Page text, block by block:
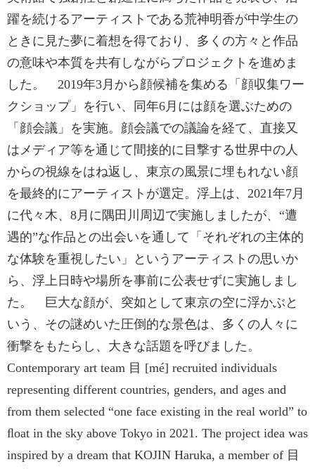
躍を続けるアーティストである荒神明香が中学生の
ときに見た夢に着想を得ており、多くの方々と作品
の意味や本質を共有しながらプロジェクトを進めま
した。 2019年3月から顔候補を集める「顔収集ワー
クショップ」を行い、同年6月には顔を選ぶための
「顔会議」を実施。顔会議での議論を経て、直接又
はメディア等を通じて間接的に目撃する世界中の人
からの視線をはね返し、東京の風景に埋もれない顔
を最終的にアーティストが選定。浮上は、2021年7月
に代々木、8月に隅田川周辺で実施しましたが、“遭
遇的”な作品との出会いを通して「それぞれの主体的
な体験を重視したい」というアーティストの思いか
ら、浮上日時や場所を事前に公表せずに実施しまし
た。 巨大な顔が、突如として東京の空に浮かぶと
いう、その謎めいた圧倒的な景色は、多くの人々に
衝撃をもたらし、大きな話題を呼びました。
Contemporary art team 目 [mé] recruited individuals
representing different countries, genders, and ages and
from them selected “one face existing in the real world” to
ﬂoat in the sky above Tokyo in 2021. The project idea was
inspired by a dream that KOJIN Haruka, a member of 目